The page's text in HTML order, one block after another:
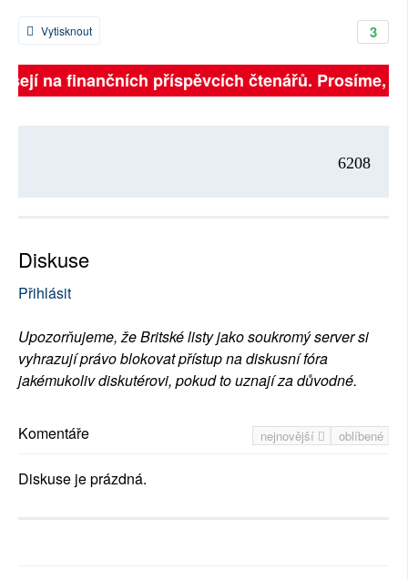
3
Vytisknout
na finančních příspěvcích čtenářů. Prosíme,
6208
Diskuse
Přihlásit
Upozorňujeme, že Britské listy jako soukromý server si
vyhrazují právo blokovat přístup na diskusní fóra
jakémukoliv diskutérovi, pokud to uznají za důvodné.
nejnovější oblíbené
Komentáře
Diskuse je prázdná.